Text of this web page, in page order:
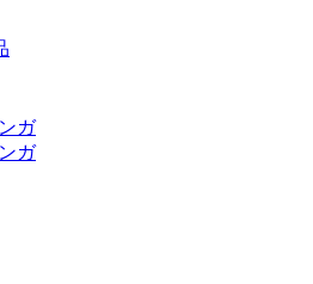
ガ
ガ